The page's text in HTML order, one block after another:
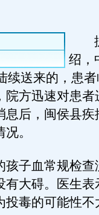
据
绍，
续送来的，患
方迅速对患者
后，闽侯县疾
。
子血常规检查
有大碍。医生表
投毒的可能性不